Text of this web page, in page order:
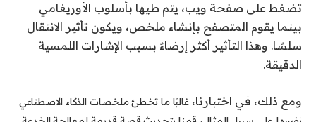
تضغط على صفحة ويب، يتم طيها بأسلوب الأوريغامي
بينما يقوم المتصفح بإنشاء ملخص، ويكون تأثير الانتقال
سلسًا. وهذا التأثير أكثر إرضاءً بسبب الإشارات اللمسية
الدقيقة.
ومع ذلك، في اختبارنا، غالبًا ما تخطئ ملخصات الذكاء الاصطناعي